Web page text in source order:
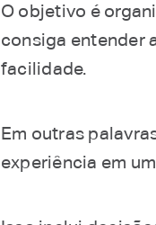
O objetivo é
consiga entender
facilidade.
Em outras
experiência em